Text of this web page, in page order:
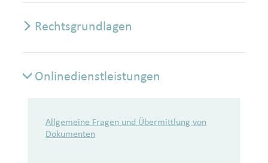
Rechtsgrundlagen
Onlinedienstleistungen
Onlinedienstleistungen
Allgemeine Fragen und Übermittlung von
Dokumenten